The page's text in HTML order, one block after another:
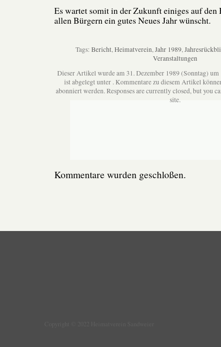
Es wartet somit in der Zukunft einiges auf den
allen Bürgern ein gutes Neues Jahr wünscht.
Tags: Bericht,Heimatverein,Jahr 1989,
Veranstaltungen
Dieser Artikel wurde am 31. Dezember 1989 (Sonntag)
ist abgelegt unter . Kommentare zu diesem Artikel
abonniert werden. Responses are currently closed, but you
site.
Kommentare wurden geschloßen.